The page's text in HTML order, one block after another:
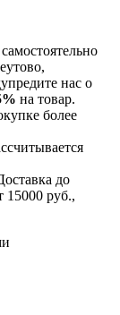
нас о
на товар.
более
до
15000 руб.,